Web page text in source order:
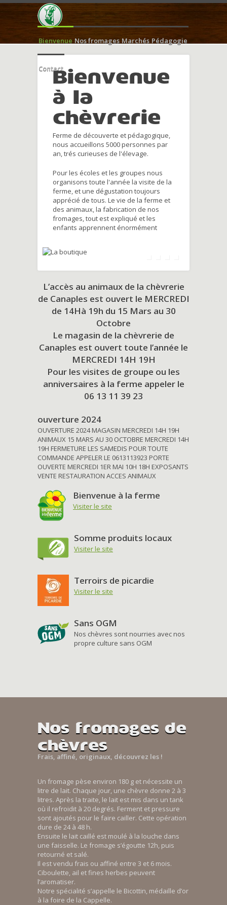
Bienvenue Nos fromages Marchés Pédagogie
ContactBienvenue
à la
chèvrerie
Ferme de découverte et pédagogique,
nous accueillons 5000 personnes par
an, trés curieuses de l'élevage.
Pour les écoles et les groupes nous
organisons toute l'année la visite de la
ferme, et une dégustation toujours
apprécié de tous. Le vie de la ferme et
des animaux, la fabrication de nos
fromages, tout est expliqué et les
enfants apprennent énormément
L’accès au animaux de la chèvrerie
de Canaples est ouvert le MERCREDI
de 14Hà 19h du 15 Mars au 30
Octobre
Le magasin de la chèvrerie de
Canaples est ouvert toute l’année le
MERCREDI 14H 19H
Pour les visites de groupe ou les
anniversaires à la ferme appeler le
06 13 11 39 23
ouverture 2024
OUVERTURE 2024 MAGASIN MERCREDI 14H 19H
ANIMAUX 15 MARS AU 30 OCTOBRE MERCREDI 14H
19H FERMETURE LES SAMEDIS POUR TOUTE
COMMANDE APPELER LE 0613113923 PORTE
OUVERTE MERCREDI 1ER MAI 10H 18H EXPOSANTS
VENTE RESTAURATION ACCES ANIMAUX
Bienvenue à la ferme
Visiter le site
Somme produits locaux
Visiter le site
Terroirs de picardie
Visiter le site
Sans OGM
Nos chèvres sont nourries avec nos
propre culture sans OGM
Nos fromages de
chèvres
Frais, affiné, originaux, découvrez les !
Un fromage pèse environ 180 g et nécessite un
litre de lait. Chaque jour, une chèvre donne 2 à 3
litres. Après la traite, le lait est mis dans un tank
où il refroidit à 20 degrés. Ferment et pressure
sont ajoutés pour le faire cailler. Cette opération
dure de 24 à 48 h.
Ensuite le lait caillé est moulé à la louche dans
une faisselle. Le fromage s’égoutte 12h, puis
retourné et salé.
Il est vendu frais ou affiné entre 3 et 6 mois.
Ciboulette, ail et fines herbes peuvent
l’aromatiser.
Notre spécialité s’appelle le Bicottin, médaille d’or
à la foire de la Cappelle.